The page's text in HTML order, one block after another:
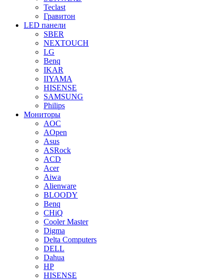
Teclast
Гравитон
LED панели
SBER
NEXTOUCH
LG
Benq
IKAR
IIYAMA
HISENSE
SAMSUNG
Philips
Мониторы
AOC
AOpen
Asus
ASRock
ACD
Acer
Aiwa
Alienware
BLOODY
Benq
CHiQ
Cooler Master
Digma
Delta Computers
DELL
Dahua
HP
HISENSE